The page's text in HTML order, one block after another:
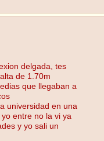
delgada, tes
de 1.70m
que llegaban a
universidad en una
entre no la vi ya
y yo sali un